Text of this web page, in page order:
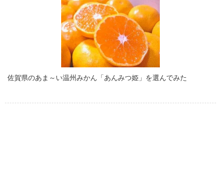
佐賀県のあま～い温州みかん「あんみつ姫」を選んでみた